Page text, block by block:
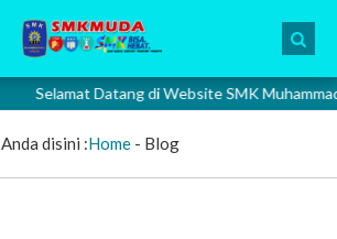
Selamat Datang di Website SMK
Anda disini :Home - Blog